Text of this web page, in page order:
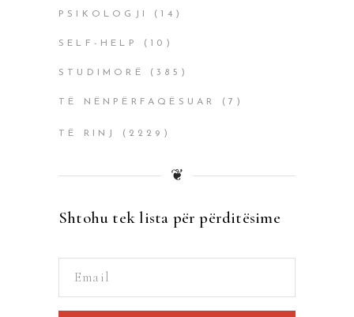
PSIKOLOGJI (14)
SELF-HELP (10)
STUDIMORË (385)
TË NËNPËRFAQËSUAR (7)
TË RINJ (2229)
❦
Shtohu tek lista për përditësime